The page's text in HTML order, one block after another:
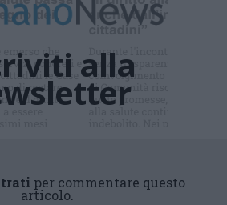
alla
per commentare questo
articolo.